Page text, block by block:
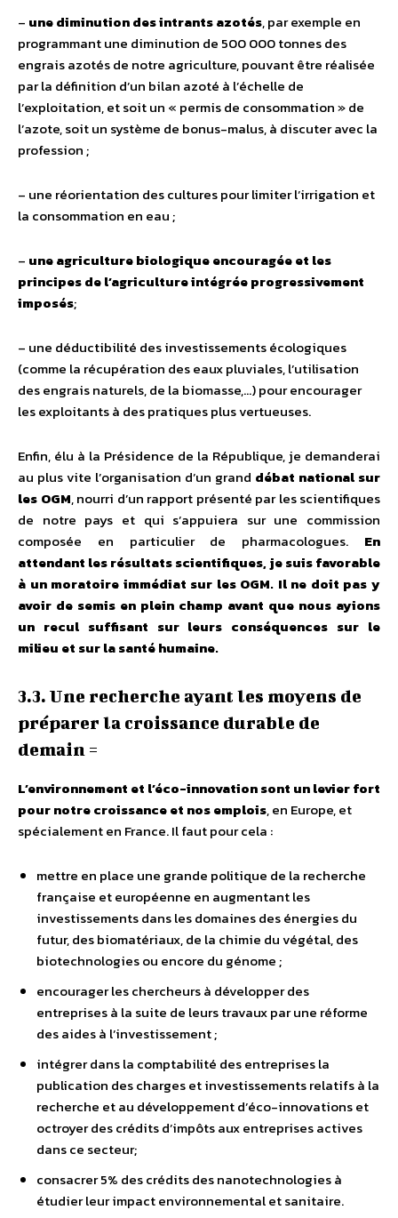
– une diminution des intrants azotés, par exemple en
programmant une diminution de 500 000 tonnes des
engrais azotés de notre agriculture, pouvant être réalisée
par la définition d’un bilan azoté à l’échelle de
l’exploitation, et soit un « permis de consommation » de
l’azote, soit un système de bonus-malus, à discuter avec la
profession ;
– une réorientation des cultures pour limiter l’irrigation et
la consommation en eau ;
– une agriculture biologique encouragée et les
principes de l’agriculture intégrée progressivement
imposés;
– une déductibilité des investissements écologiques
(comme la récupération des eaux pluviales, l’utilisation
des engrais naturels, de la biomasse,…) pour encourager
les exploitants à des pratiques plus vertueuses.
Enfin, élu à la Présidence de la République, je demanderai
au plus vite l’organisation d’un grand débat national sur
les OGM, nourri d’un rapport présenté par les scientifiques
de notre pays et qui s’appuiera sur une commission
composée en particulier de pharmacologues. En
attendant les résultats scientifiques, je suis favorable
à un moratoire immédiat sur les OGM. Il ne doit pas y
avoir de semis en plein champ avant que nous ayions
un recul suffisant sur leurs conséquences sur le
milieu et sur la santé humaine.
3.3. Une recherche ayant les moyens de
préparer la croissance durable de
demain =
L’environnement et l’éco-innovation sont un levier fort
pour notre croissance et nos emplois, en Europe, et
spécialement en France. Il faut pour cela :
mettre en place une grande politique de la recherche
française et européenne en augmentant les
investissements dans les domaines des énergies du
futur, des biomatériaux, de la chimie du végétal, des
biotechnologies ou encore du génome ;
encourager les chercheurs à développer des
entreprises à la suite de leurs travaux par une réforme
des aides à l’investissement ;
intégrer dans la comptabilité des entreprises la
publication des charges et investissements relatifs à la
recherche et au développement d’éco-innovations et
octroyer des crédits d’impôts aux entreprises actives
dans ce secteur;
consacrer 5% des crédits des nanotechnologies à
étudier leur impact environnemental et sanitaire.